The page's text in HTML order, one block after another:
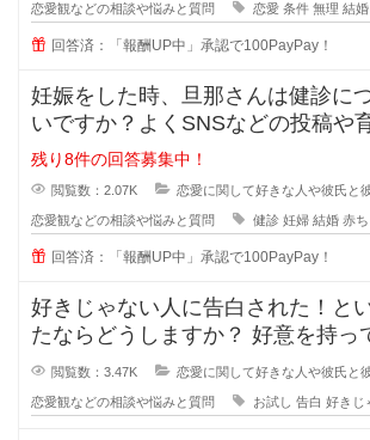
恋愛観などの相談や悩みと質問 恋愛 条件 無理 結婚
回答済：「報酬UP中」承認で100PayPay！
妊娠をした時、旦那さんは健診に
いですか？よくSNSなどの投稿や
を見ていたりすると、仲の良さそう
残り8件の回答募集中！
閲覧数：2.07K 恋愛に関して好きな人や彼氏と
恋愛観などの相談や悩みと質問 健診 妊婦 結婚 赤
回答済：「報酬UP中」承認で100PayPay！
好きじゃない人に告白された！と
たならどうしますか？ 好意を持っていない相手
からの告白、結構戸惑ったり
閲覧数：3.47K 恋愛に関して好きな人や彼氏と
恋愛観などの相談や悩みと質問 お試し 告白 好きじ